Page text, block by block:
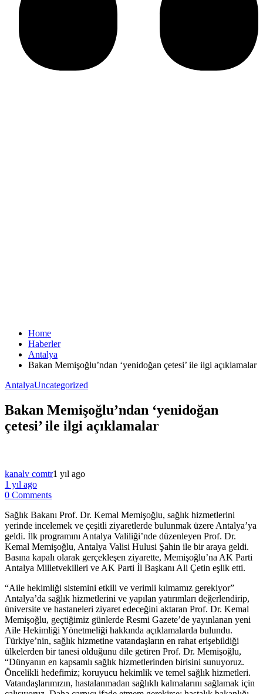
Home
Haberler
Antalya
Bakan Memişoğlu’ndan ‘yenidoğan çetesi’ ile ilgi açıklamalar
AntalyaUncategorized
Bakan Memişoğlu’ndan ‘yenidoğan
çetesi’ ile ilgi açıklamalar
kanalv comtr1 yıl ago
1 yıl ago
0 Comments
Sağlık Bakanı Prof. Dr. Kemal Memişoğlu, sağlık hizmetlerini
yerinde incelemek ve çeşitli ziyaretlerde bulunmak üzere Antalya’ya
geldi. İlk programını Antalya Valiliği’nde düzenleyen Prof. Dr.
Kemal Memişoğlu, Antalya Valisi Hulusi Şahin ile bir araya geldi.
Basına kapalı olarak gerçekleşen ziyarette, Memişoğlu’na AK Parti
Antalya Milletvekilleri ve AK Parti İl Başkanı Ali Çetin eşlik etti.
“Aile hekimliği sistemini etkili ve verimli kılmamız gerekiyor”
Antalya’da sağlık hizmetlerini ve yapılan yatırımları değerlendirip,
üniversite ve hastaneleri ziyaret edeceğini aktaran Prof. Dr. Kemal
Memişoğlu, geçtiğimiz günlerde Resmi Gazete’de yayınlanan yeni
Aile Hekimliği Yönetmeliği hakkında açıklamalarda bulundu.
Türkiye’nin, sağlık hizmetine vatandaşların en rahat erişebildiği
ülkelerden bir tanesi olduğunu dile getiren Prof. Dr. Memişoğlu,
“Dünyanın en kapsamlı sağlık hizmetlerinden birisini sunuyoruz.
Öncelikli hedefimiz; koruyucu hekimlik ve temel sağlık hizmetleri.
Vatandaşlarımızın, hastalanmadan sağlıklı kalmalarını sağlamak için